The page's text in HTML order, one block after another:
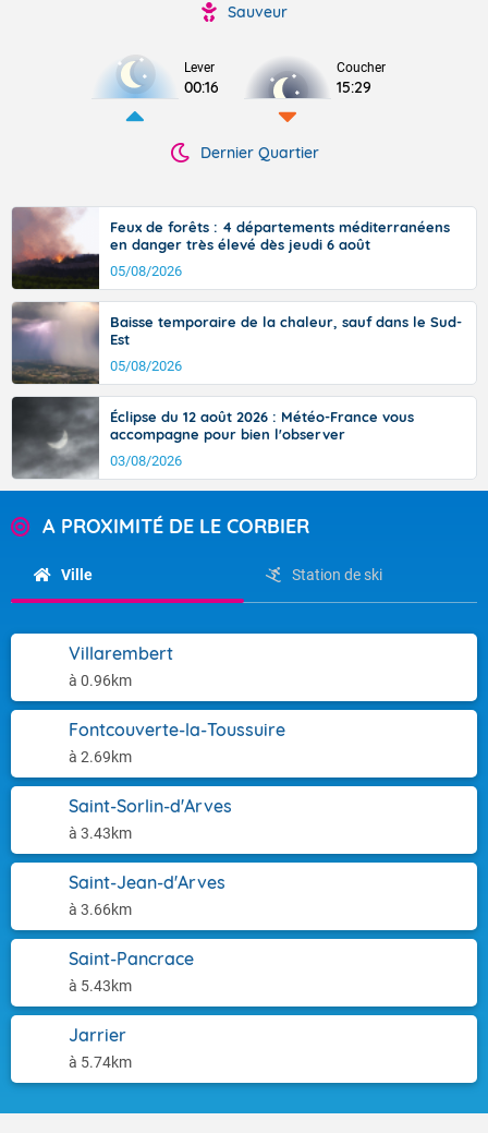
Sauveur
Lever
00:16
Coucher
15:29
Dernier Quartier
Feux de forêts : 4 départements méditerranéens
en danger très élevé dès jeudi 6 août
05/08/2026
Baisse temporaire de la chaleur, sauf dans le Sud-
Est
05/08/2026
Éclipse du 12 août 2026 : Météo-France vous
accompagne pour bien l'observer
03/08/2026
A PROXIMITÉ DE LE CORBIER
Ville Station de ski
Villarembert
à 0.96km
Fontcouverte-la-Toussuire
à 2.69km
Saint-Sorlin-d'Arves
à 3.43km
Saint-Jean-d'Arves
à 3.66km
Saint-Pancrace
à 5.43km
Jarrier
à 5.74km